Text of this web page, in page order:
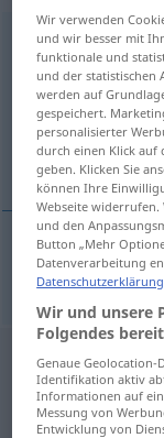
Geburtstagm
Übersicht aller
(Für mehr Details
syntymäpäivä
syntymäpäivä
Wir verwenden
und wir besser mit
funktionale und
und der statistischen
werden auf
gespeichert.
personalisierter
durch einen Klick auf
geben. Klicken Sie
können Ihre
Webseite widerrufen.
und den
Button „Mehr
Datenverarbeitung
Datenschutzerklärung
Wir und unsere
Folgendes
Genaue Geolocation-
Identifikation aktiv
Informationen auf
Messung von
Entwicklung von